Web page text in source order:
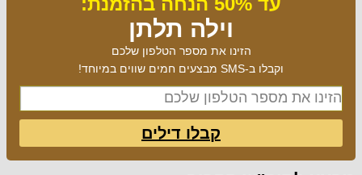
וילה תלתן
הזינו את מספר הטלפון שלכם
וקבלו ב-SMS מבצעים חמים שווים במיוחד!
קבלו דילים